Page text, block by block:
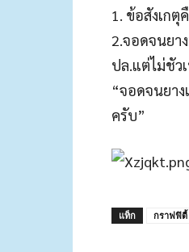
1. ข้อสังเก
2.จอดจนยา
ปล.แต่ไม่ชัว
“จอดจนยา
ครับ”
แท็ก กราฟฟิตี้